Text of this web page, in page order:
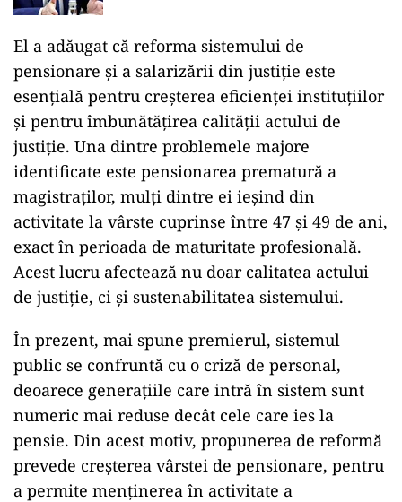
El a adăugat că reforma sistemului de
pensionare și a salarizării din justiție este
esențială pentru creșterea eficienței instituțiilor
și pentru îmbunătățirea calității actului de
justiție. Una dintre problemele majore
identificate este pensionarea prematură a
magistraților, mulți dintre ei ieșind din
activitate la vârste cuprinse între 47 și 49 de ani,
exact în perioada de maturitate profesională.
Acest lucru afectează nu doar calitatea actului
de justiție, ci și sustenabilitatea sistemului.
În prezent, mai spune premierul, sistemul
public se confruntă cu o criză de personal,
deoarece generațiile care intră în sistem sunt
numeric mai reduse decât cele care ies la
pensie. Din acest motiv, propunerea de reformă
prevede creșterea vârstei de pensionare, pentru
a permite menținerea în activitate a